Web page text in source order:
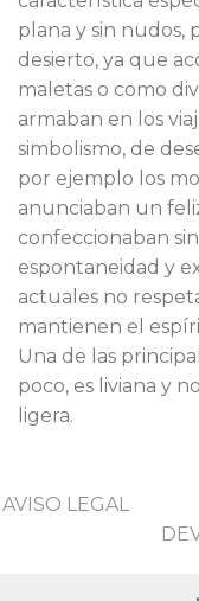
plana y sin nudos,
desierto, ya que
maletas o como
armaban en los
simbolismo, de
por ejemplo los
anunciaban un
confeccionaban
espontaneidad y
actuales no
mantienen el
Una de las
poco, es liviana y
ligera.
AVISO LEGAL